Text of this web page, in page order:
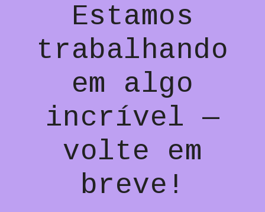
Estamos
trabalhando
em algo
incrível —
volte em
breve!